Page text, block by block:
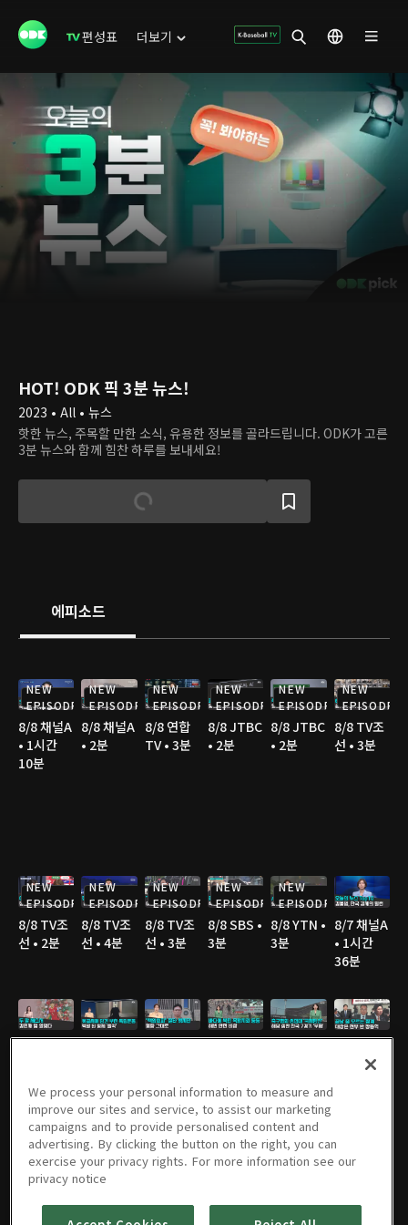
편성표 더보기
HOT! ODK 픽 3분 뉴스!
2023 • All • 뉴스
핫한 뉴스, 주목할 만한 소식, 유용한 정보를 골라드립니다. ODK가 고른
3분 뉴스와 함께 힘찬 하루를 보내세요!
에피소드
NEW
EPISODE
8/8 채널A
• 1시간
10분
NEW
EPISODE
8/8 채널A
• 2분
NEW
EPISODE
8/8 연합
TV • 3분
NEW
EPISODE
8/8 JTBC
• 2분
NEW
EPISODE
8/8 JTBC
• 2분
NEW
EPISODE
8/8 TV조
선 • 3분
NEW
EPISODE
8/8 TV조
선 • 2분
NEW
EPISODE
8/8 TV조
선 • 4분
NEW
EPISODE
8/8 TV조
선 • 3분
NEW
EPISODE
8/8 SBS •
3분
NEW
EPISODE
8/8 YTN •
3분
8/7 채널A
• 1시간
36분
선 • 3분
8/7 TV조
선 • 3분
8/7 YTN •
2분
8/7 MBC
• 3분
8/6 채널A
• 1시간
8/6 JTBC
• 2분
8/6 채널A
• 1분
We process your personal information to measure and
improve our sites and service, to assist our marketing
campaigns and to provide personalised content and
advertising. By clicking the button on the right, you can
exercise your privacy rights. For more information see our
privacy notice